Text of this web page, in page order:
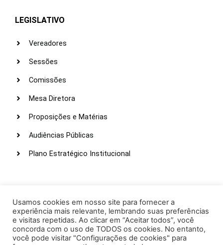
LEGISLATIVO
Vereadores
Sessões
Comissões
Mesa Diretora
Proposições e Matérias
Audiências Públicas
Plano Estratégico Institucional
Webmail
Intranet
Administração
Usamos cookies em nosso site para fornecer a
experiência mais relevante, lembrando suas preferências
e visitas repetidas. Ao clicar em “Aceitar todos”, você
concorda com o uso de TODOS os cookies. No entanto,
você pode visitar "Configurações de cookies" para